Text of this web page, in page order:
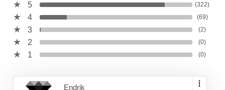
5
(322)
4 (69)
3 (2)
2 (0)
1 (0)
Endrik